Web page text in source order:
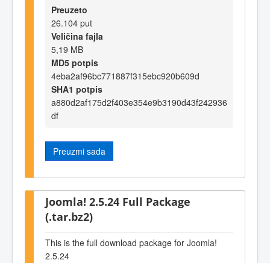
Preuzeto
26.104 put
Veličina fajla
5,19 MB
MD5 potpis
4eba2af96bc771887f315ebc920b609d
SHA1 potpis
a880d2af175d2f403e354e9b3190d43f242936
df
Preuzmi sada
Joomla! 2.5.24 Full Package
(.tar.bz2)
This is the full download package for Joomla!
2.5.24